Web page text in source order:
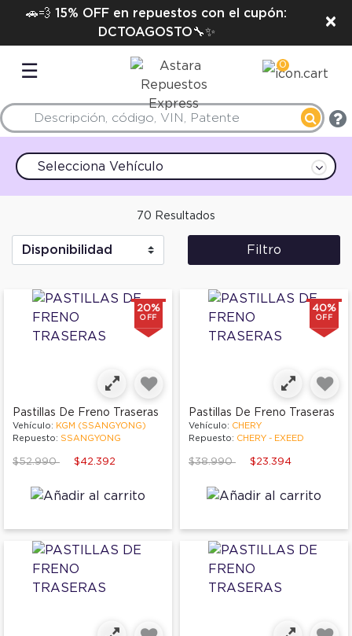
🚗💨 15% OFF en repuestos con el cupón:
DCTOAGOSTO🔧✨
×
☰ 0
Selecciona Vehículo
70 Resultados
Filtro
20%
OFF
Pastillas De Freno Traseras
Vehículo: KGM (SSANGYONG)
Repuesto: SSANGYONG
Price reduced from
$52.990to $42.392
40%
OFF
Pastillas De Freno Traseras
Vehículo: CHERY
Repuesto: CHERY - EXEED
Price reduced from
$38.990to $23.394